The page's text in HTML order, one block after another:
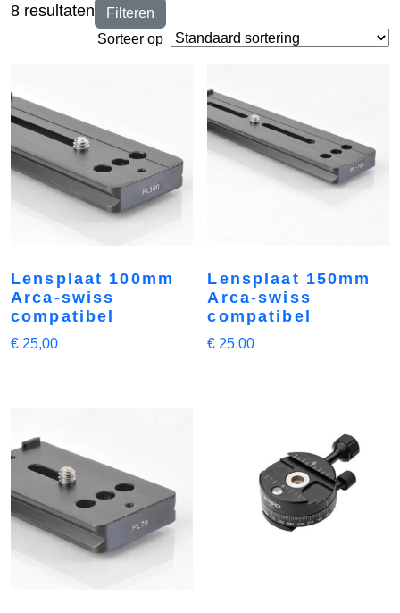
Filteren
8 resultaten
Sorteer op
Lensplaat 100mm
Arca-swiss
compatibel
€ 25,00
Lensplaat 150mm
Arca-swiss
compatibel
€ 25,00